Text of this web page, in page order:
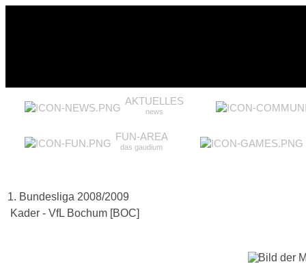
AKTUELLES
news
FUN-AREA
das gaudium
1. Bundesliga 2008/2009
Kader - VfL Bochum [BOC]